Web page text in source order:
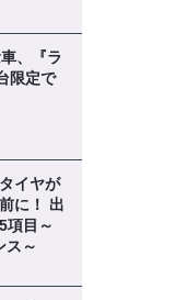
、『ラ
限定で
イヤが
に！ 出
項目～
ス～